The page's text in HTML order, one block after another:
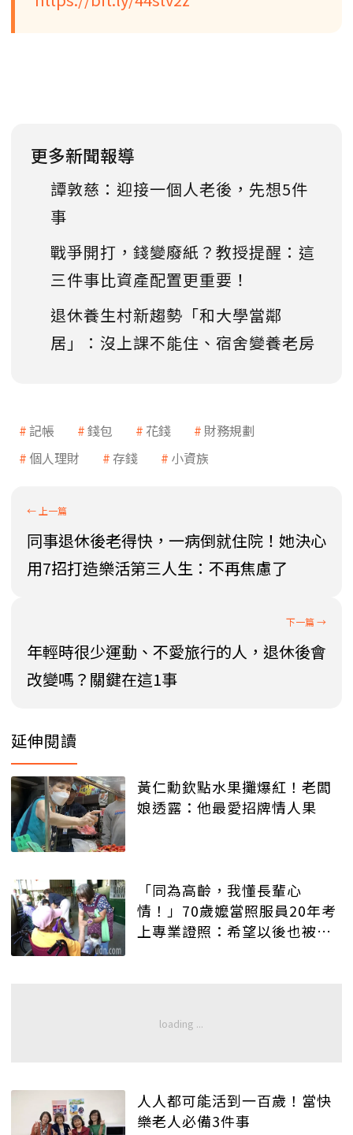
更多新聞報導
譚敦慈：迎接一個人老後，先想5件
事
戰爭開打，錢變廢紙？教授提醒：這
三件事比資產配置更重要！
退休養生村新趨勢「和大學當鄰
居」：沒上課不能住、宿舍變養老房
記帳 錢包 花錢
財務規劃
個人理財
存錢 小資族
同事退休後老得快，一病倒就住院！她決心
用7招打造樂活第三人生：不再焦慮了
年輕時很少運動、不愛旅行的人，退休後會
改變嗎？關鍵在這1事
延伸閱讀
黃仁勳欽點水果攤爆紅！老闆
娘透露：他最愛招牌情人果
「同為高齡，我懂長輩心
情！」70歲嬤當照服員20年考
上專業證照：希望以後也被這
人人都可能活到一百歲！當快
樂老人必備3件事